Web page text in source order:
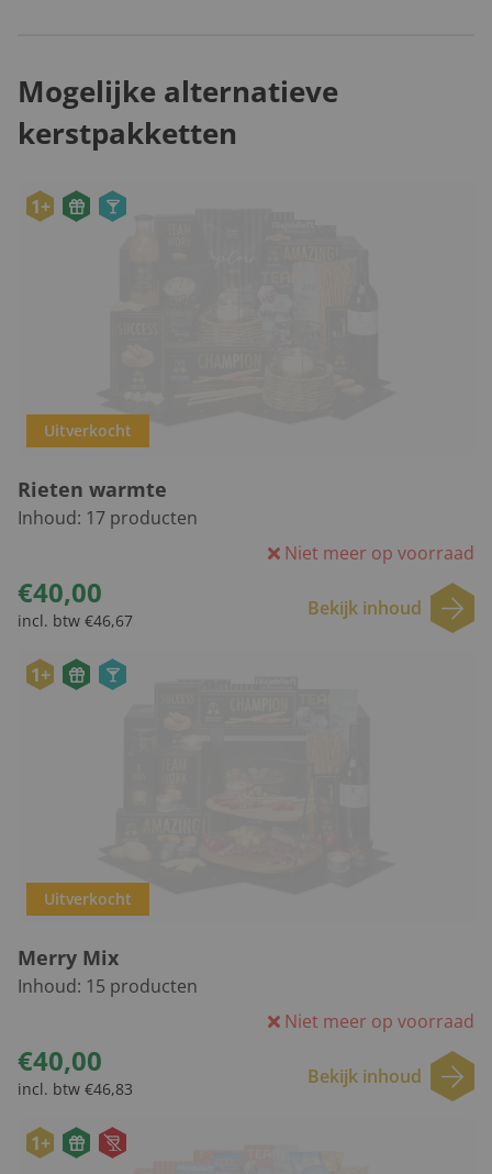
Mogelijke alternatieve
kerstpakketten
1+
Uitverkocht
Rieten warmte
Inhoud: 17 producten
Niet meer op voorraad
€40,00
incl. btw €46,67
Bekijk inhoud
1+
Uitverkocht
Merry Mix
Inhoud: 15 producten
Niet meer op voorraad
€40,00
incl. btw €46,83
Bekijk inhoud
1+